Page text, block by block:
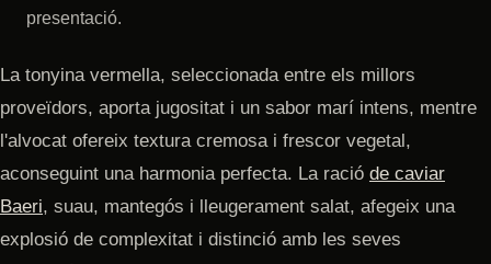
presentació.
La tonyina vermella, seleccionada entre els millors
proveïdors, aporta jugositat i un sabor marí intens, mentre
l'alvocat ofereix textura cremosa i frescor vegetal,
aconseguint una harmonia perfecta. La ració de caviar
Baeri, suau, mantegós i lleugerament salat, afegeix una
explosió de complexitat i distinció amb les seves